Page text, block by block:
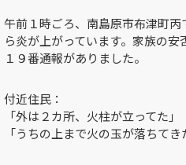
午前１時ごろ、南島原市布津町
ら炎が上がっています。家族の
１９番通報がありました。
付近住民：
「外は２カ所、火柱が立ってた」
「うちの上まで火の玉が落ちてき